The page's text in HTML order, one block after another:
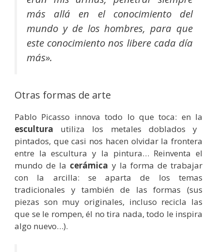
más allá en el conocimiento del
mundo y de los hombres, para que
este conocimiento nos libere cada día
más».
Otras formas de arte
Pablo Picasso innova todo lo que toca: en la
escultura utiliza los metales doblados y
pintados, que casi nos hacen olvidar la frontera
entre la escultura y la pintura… Reinventa el
mundo de la cerámica y la forma de trabajar
con la arcilla: se aparta de los temas
tradicionales y también de las formas (sus
piezas son muy originales, incluso recicla las
que se le rompen, él no tira nada, todo le inspira
algo nuevo…).